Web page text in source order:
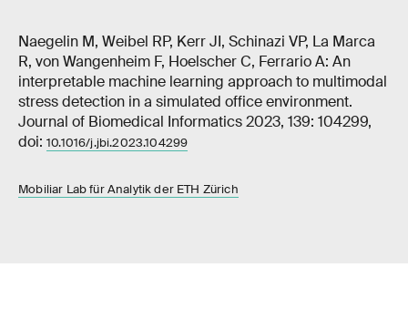
Naegelin M, Weibel RP, Kerr JI, Schinazi VP, La Marca
R, von Wangenheim F, Hoelscher C, Ferrario A: An
interpretable machine learning approach to multimodal
stress detection in a simulated office environment.
Journal of Biomedical Informatics 2023, 139: 104299,
doi: 10.1016/j.jbi.2023.104299
Mobiliar Lab für Analytik der ETH Zürich